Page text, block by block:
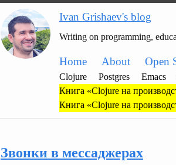
Ivan Grishaev's blog
Writing on programming,
Home About Open
Clojure Postgres Emacs
Книга «Clojure на
Книга «Clojure на
Звонки в мессаджерах